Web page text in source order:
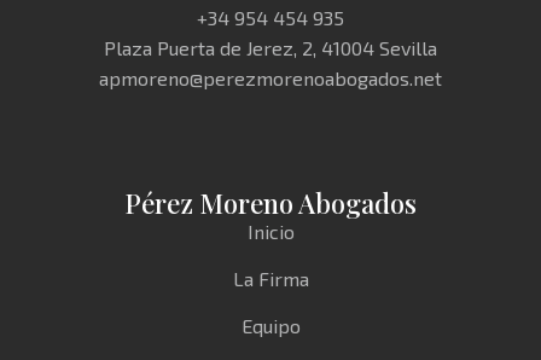
+34 954 454 935
Plaza Puerta de Jerez, 2, 41004 Sevilla
apmoreno@perezmorenoabogados.net
Pérez Moreno Abogados
Inicio
La Firma
Equipo